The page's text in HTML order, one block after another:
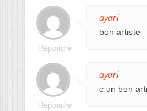
ayari
bon artiste
Répondre
ayari
c un bon
Répondre